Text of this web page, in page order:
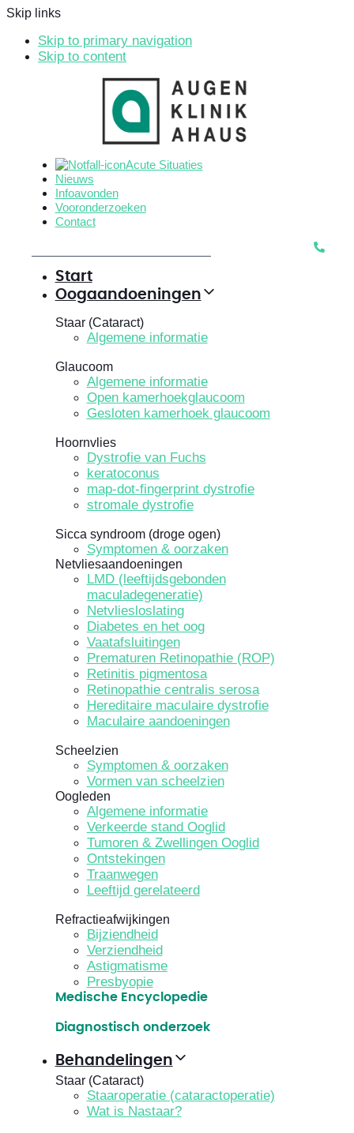
Skip links
Skip to primary navigation
Skip to content
Acute Situaties
Nieuws
Infoavonden
Vooronderzoeken
Contact
Start
Oogaandoeningen
Staar (Cataract)
Algemene informatie
Glaucoom
Algemene informatie
Open kamerhoekglaucoom
Gesloten kamerhoek glaucoom
Hoornvlies
Dystrofie van Fuchs
keratoconus
map-dot-fingerprint dystrofie
stromale dystrofie
Sicca syndroom (droge ogen)
Symptomen & oorzaken
Netvliesaandoeningen
LMD (leeftijdsgebonden
maculadegeneratie)
Netvliesloslating
Diabetes en het oog
Vaatafsluitingen
Prematuren Retinopathie (ROP)
Retinitis pigmentosa
Retinopathie centralis serosa
Hereditaire maculaire dystrofie
Maculaire aandoeningen
Scheelzien
Symptomen & oorzaken
Vormen van scheelzien
Oogleden
Algemene informatie
Verkeerde stand Ooglid
Tumoren & Zwellingen Ooglid
Ontstekingen
Traanwegen
Leeftijd gerelateerd
Refractieafwijkingen
Bijziendheid
Verziendheid
Astigmatisme
Presbyopie
Medische Encyclopedie
Diagnostisch onderzoek
Behandelingen
Staar (Cataract)
Staaroperatie (cataractoperatie)
Wat is Nastaar?